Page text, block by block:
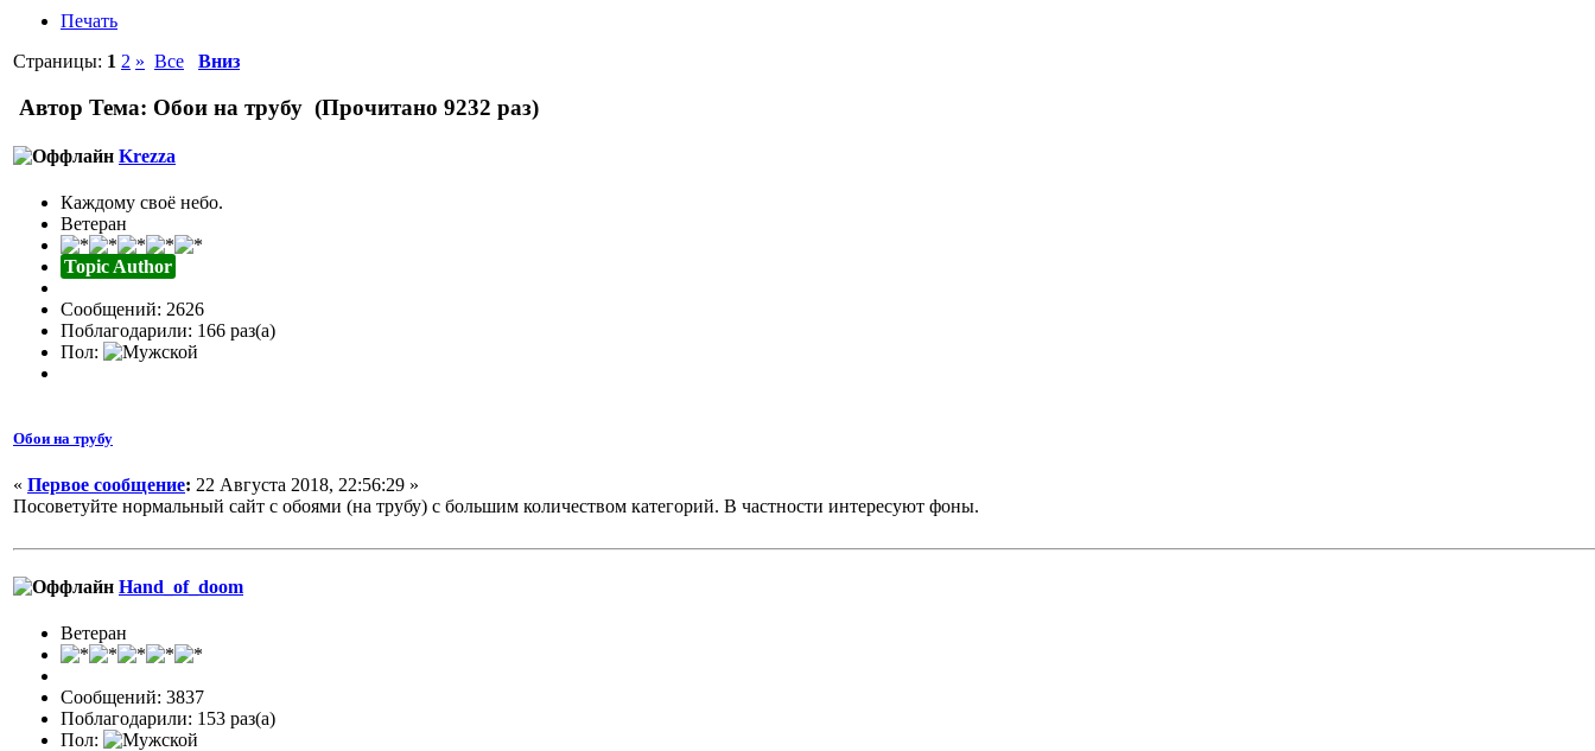
Печать
Страницы: 1 2 » Все Вниз
Автор Тема: Обои на трубу (Прочитано 9232 раз)
Krezza
Каждому своё небо.
Ветеран
Topic Author
Сообщений: 2626
Поблагодарили: 166 раз(а)
Пол:
Обои на трубу
« Первое сообщение: 22 Августа 2018, 22:56:29 »
Посоветуйте нормальный сайт с обоями (на трубу) с большим количеством категорий. В частности интересуют фоны.
Hand_of_doom
Ветеран
Сообщений: 3837
Поблагодарили: 153 раз(а)
Пол: